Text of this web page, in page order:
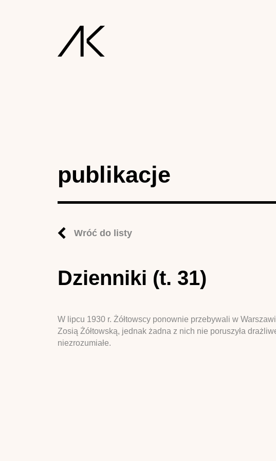
publikacje
Wróć do listy
Dzienniki (t. 31)
W lipcu 1930 r. Żółtowscy ponownie przebywali w
Zosią Żółtowską, jednak żadna z nich nie poruszyła
niezrozumiałe.